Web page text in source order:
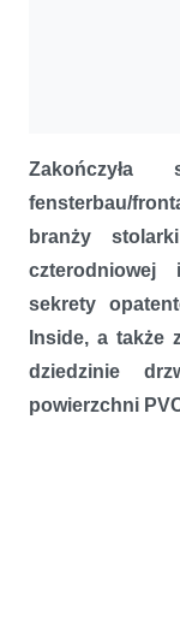
fensterbau/
branży
czterodniowej
sekrety
Inside, a także
dziedzinie
powierzchni